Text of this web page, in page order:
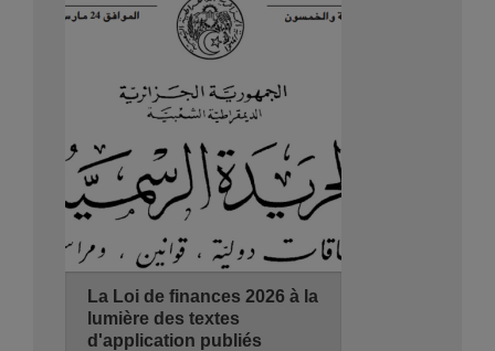
2 jours
de 08:30 - 14:00
Hyatt Regency Algiers
Se Pré-inscrire Détails
La Loi de finances 2026 à la
lumière des textes
d'application publiés